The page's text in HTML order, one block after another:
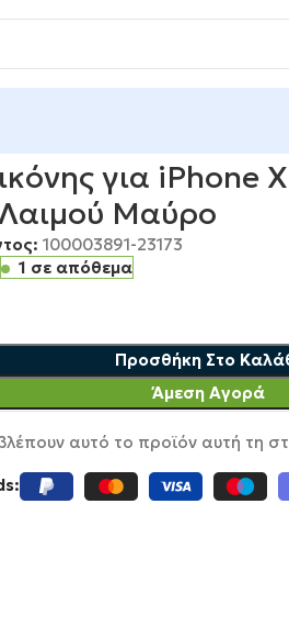
για iPhone
Μαύρo
100003891-23173
1 σε απόθεμα
Προσθήκη Στο
Άμεση Αγορά
αυτό το προϊόν αυτή τη